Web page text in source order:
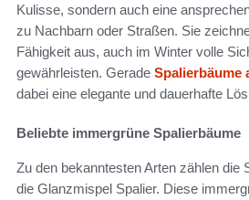
Kulisse, sondern auch eine
zu Nachbarn oder Straßen. Sie
Fähigkeit aus, auch im Winter volle
gewährleisten. Gerade Spalierbäume
dabei eine elegante und dauerhafte
Beliebte immergrüne Spalierbäume
Zu den bekanntesten Arten zählen die
die Glanzmispel Spalier. Diese